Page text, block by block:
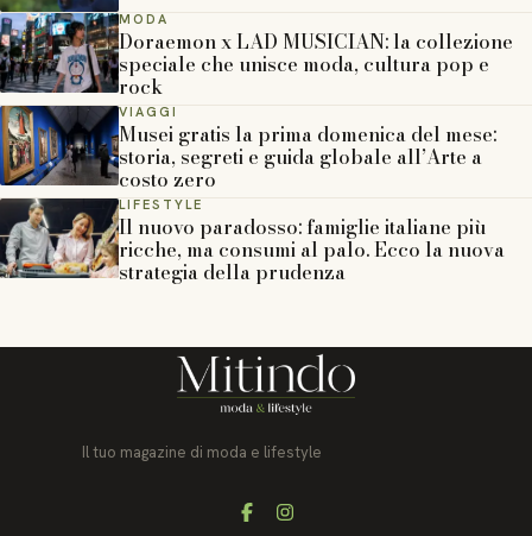
MODA
Doraemon x LAD MUSICIAN: la collezione
speciale che unisce moda, cultura pop e
rock
VIAGGI
Musei gratis la prima domenica del mese:
storia, segreti e guida globale all’Arte a
costo zero
LIFESTYLE
Il nuovo paradosso: famiglie italiane più
ricche, ma consumi al palo. Ecco la nuova
strategia della prudenza
Il tuo magazine di moda e lifestyle
FacebookInstagram